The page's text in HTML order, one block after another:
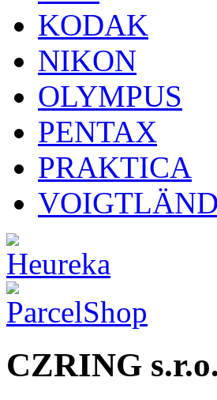
KODAK
NIKON
OLYMPUS
PENTAX
PRAKTICA
CZRING s.r.o.